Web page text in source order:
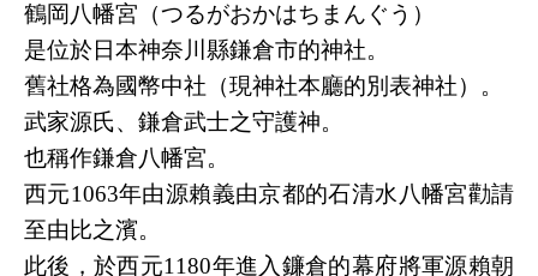
鶴岡八幡宮（つるがおかはちまんぐう ）
是位於日本神奈川縣鎌倉市的神社。
舊社格為國幣中社（現神社本廳的別表神社）。
武家源氏、鎌倉武士之守護神。
也稱作鎌倉八幡宮。
西元1063年由源賴義由京都的石清水八幡宮勸請
至由比之濱。
此後，於西元1180年進入鐮倉的幕府將軍源賴朝